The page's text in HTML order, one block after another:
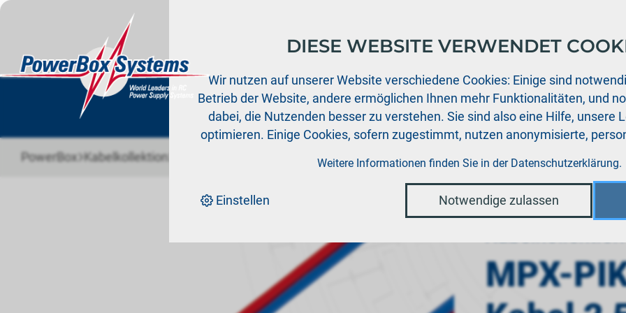
Produkte Support Aktuelles Händler Downloads
PowerBox›Kabelkollektion› MPX-PIK Verlängerung Kabel 2,5mm², Länge 40 cm
MPX-
DIESE WEBSITE VERWENDET
Wir nutzen auf unserer Website verschiedene Cookies: Einige sind
Betrieb der Website, andere ermöglichen Ihnen mehr Funktionalitäten, und
dabei, die Nutzenden besser zu verstehen. Sie sind also eine Hilfe, unsere
optimieren. Einige Cookies, sofern zugestimmt, nutzen anonymisierte,
Weitere Informationen finden Sie in der Datenschutzerklärung.
Einstellen Notwendige zulassen